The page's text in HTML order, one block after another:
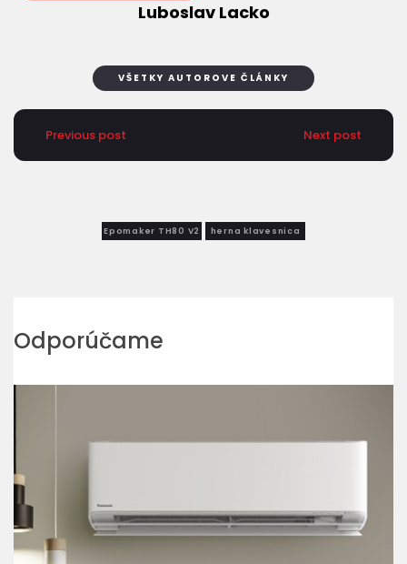
Luboslav Lacko
VŠETKY AUTOROVE ČLÁNKY
Previous post Next post
Epomaker TH80 V2 herna klavesnica
Odporúčame